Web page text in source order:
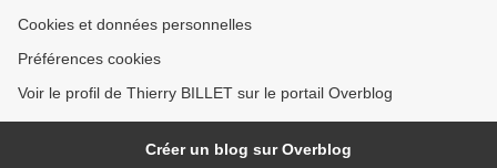
Cookies et données personnelles
Préférences cookies
Voir le profil de Thierry BILLET sur le portail Overblog
Créer un blog sur Overblog